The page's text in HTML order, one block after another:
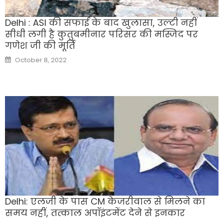
Delhi : ASI की सफाई के बाद खुलासा, उल्टी नहीं
सीधी लगी है कुतुबमीनार परिसर की मस्जिद पर
गणेश जी की मूर्ति
Posted
on
October 8, 2022
Delhi: एलजी के पास CM केजरीवाल से मिलने का
समय नहीं, तत्काल अपॉइंटमेंट देने से इनकार